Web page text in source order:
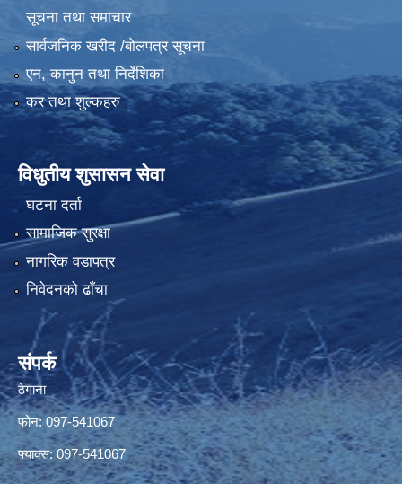
सूचना तथा समाचार
सार्वजनिक खरीद /बोलपत्र सूचना
एन, कानुन तथा निर्देशिका
कर तथा शुल्कहरु
विधुतीय शुसासन सेवा
घटना दर्ता
सामाजिक सुरक्षा
नागरिक वडापत्र
निवेदनको ढाँचा
संपर्क
ठेगाना
फोन: 097-541067
फ्याक्स: 097-541067